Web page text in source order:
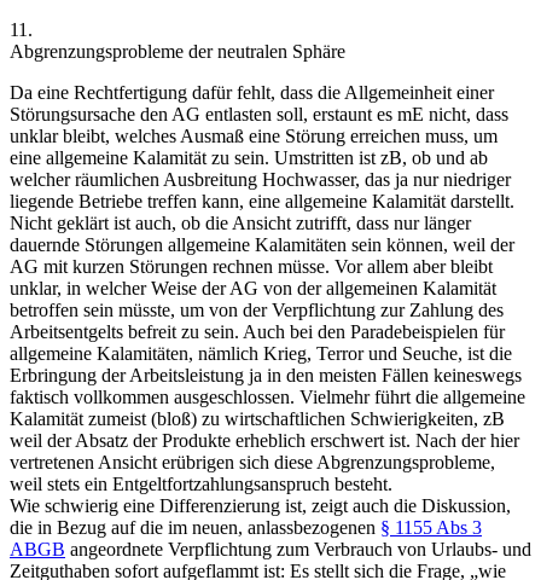
11.
Abgrenzungsprobleme der neutralen Sphäre
Da eine Rechtfertigung dafür fehlt, dass die Allgemeinheit einer
Störungsursache den AG entlasten soll, erstaunt es mE nicht, dass
unklar bleibt, welches Ausmaß eine Störung erreichen muss, um
eine allgemeine Kalamität zu sein. Umstritten ist zB, ob und ab
welcher räumlichen Ausbreitung Hochwasser, das ja nur niedriger
liegende Betriebe treffen kann, eine allgemeine Kalamität darstellt.
Nicht geklärt ist auch, ob die Ansicht zutrifft, dass nur länger
dauernde Störungen allgemeine Kalamitäten sein können, weil der
AG mit kurzen Störungen rechnen müsse. Vor allem aber bleibt
unklar, in welcher Weise der AG von der allgemeinen Kalamität
betroffen sein müsste, um von der Verpflichtung zur Zahlung des
Arbeitsentgelts befreit zu sein. Auch bei den Paradebeispielen für
allgemeine Kalamitäten, nämlich Krieg, Terror und Seuche, ist die
Erbringung der Arbeitsleistung ja in den meisten Fällen keineswegs
faktisch vollkommen ausgeschlossen. Vielmehr führt die allgemeine
Kalamität zumeist (bloß) zu wirtschaftlichen Schwierigkeiten, zB
weil der Absatz der Produkte erheblich erschwert ist. Nach der hier
vertretenen Ansicht erübrigen sich diese Abgrenzungsprobleme,
weil stets ein Entgeltfortzahlungsanspruch besteht.
Wie schwierig eine Differenzierung ist, zeigt auch die Diskussion,
die in Bezug auf die im neuen, anlassbezogenen § 1155 Abs 3
ABGB angeordnete Verpflichtung zum Verbrauch von Urlaubs- und
Zeitguthaben sofort aufgeflammt ist: Es stellt sich die Frage, „wie